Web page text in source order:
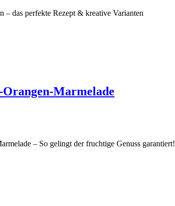
das perfekte Rezept & kreative Varianten
Marmelade
– So gelingt der fruchtige Genuss garantiert!